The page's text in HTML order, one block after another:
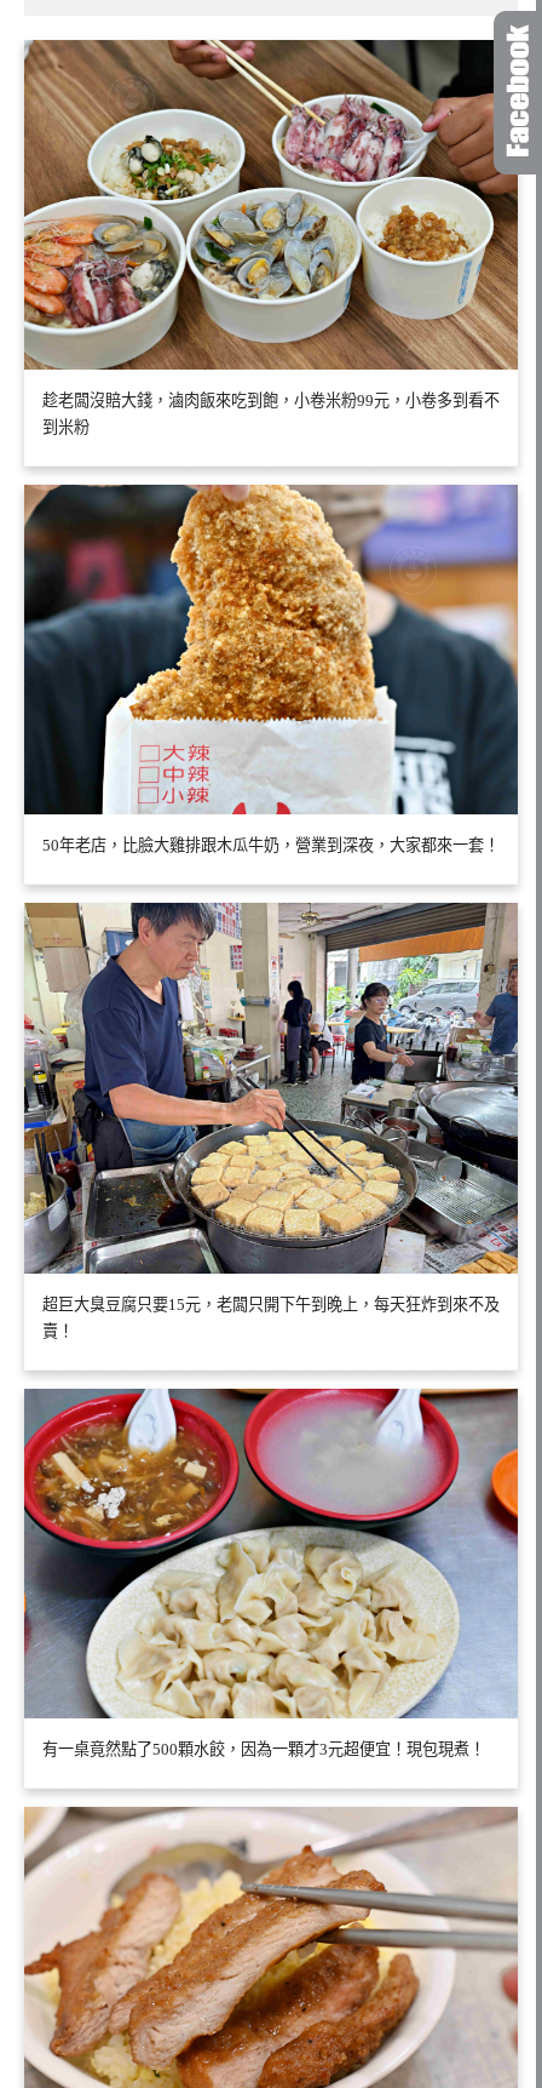
趁老闆沒賠大錢，滷肉飯來吃到飽，小卷米粉99元，小卷多到看不
到米粉
50年老店，比臉大雞排跟木瓜牛奶，營業到深夜，大家都來一套！
超巨大臭豆腐只要15元，老闆只開下午到晚上，每天狂炸到來不及
賣！
有一桌竟然點了500顆水餃，因為一顆才3元超便宜！現包現煮！